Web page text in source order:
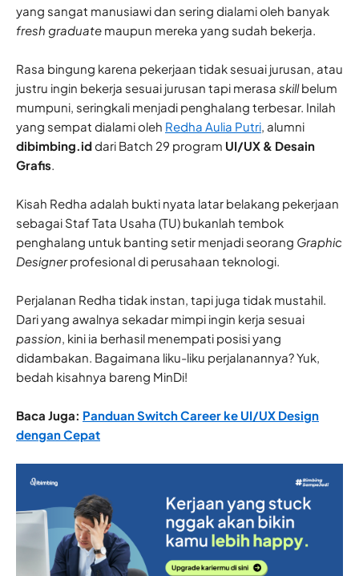
yang sangat manusiawi dan sering dialami oleh banyak
fresh graduate maupun mereka yang sudah bekerja.
Rasa bingung karena pekerjaan tidak sesuai jurusan, atau
justru ingin bekerja sesuai jurusan tapi merasa skillbelum
mumpuni, seringkali menjadi penghalang terbesar. Inilah
yang sempat dialami oleh Redha Aulia Putri, alumni
dibimbing.iddari Batch 29 program UI/UX & Desain
Grafis.
Kisah Redha adalah bukti nyata latar belakang pekerjaan
sebagai Staf Tata Usaha (TU) bukanlah tembok
penghalang untuk banting setir menjadi seorang Graphic
Designerprofesional di perusahaan teknologi.
Perjalanan Redha tidak instan, tapi juga tidak mustahil.
Dari yang awalnya sekadar mimpi ingin kerja sesuai
passion, kini ia berhasil menempati posisi yang
didambakan. Bagaimana liku-liku perjalanannya? Yuk,
bedah kisahnya bareng MinDi!
Baca Juga: Panduan Switch Career ke UI/UX Design
dengan Cepat